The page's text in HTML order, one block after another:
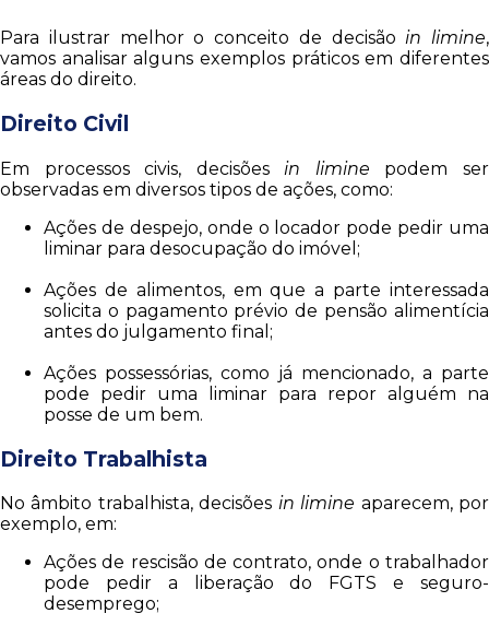
Para ilustrar melhor o conceito de decisãoin limine,
vamos analisar alguns exemplos práticos em diferentes
áreas do direito.
Direito Civil
Em processos civis, decisões in limine podem ser
observadas em diversos tipos de ações, como:
Ações de despejo, onde o locador pode pedir uma
liminar para desocupação do imóvel;
Ações de alimentos, em que a parte interessada
solicita o pagamento prévio de pensão alimentícia
antes do julgamento final;
Ações possessórias, como já mencionado, a parte
pode pedir uma liminar para repor alguém na
posse de um bem.
Direito Trabalhista
No âmbito trabalhista, decisões in limine aparecem, por
exemplo, em:
Ações de rescisão de contrato, onde o trabalhador
pode pedir a liberação do FGTS e seguro-
desemprego;